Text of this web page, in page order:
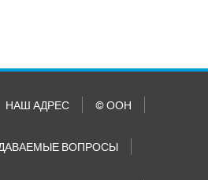
НАШ АДРЕС © ООН
ВОПРОСЫ